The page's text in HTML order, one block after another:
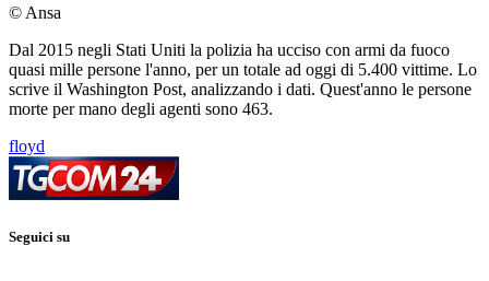
© Ansa
Dal 2015 negli Stati Uniti la polizia ha ucciso con armi da fuoco
quasi mille persone l'anno, per un totale ad oggi di 5.400 vittime. Lo
scrive il Washington Post, analizzando i dati. Quest'anno le persone
morte per mano degli agenti sono 463.
floyd
Seguici su